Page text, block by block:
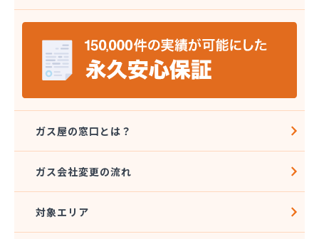
安城ガス株式会社
伊藤プロパン
伊藤忠エネクスホームライフ中部株式会社 碧南営
業所
伊藤忠エネクスホームライフ中部株式会社 名古屋
稲垣商事
稲垣商店
栄燃料合資会社
奥田米穀店
加藤燃料店
加藤豊昭
ガス屋の窓口とは？
ガス会社変更の流れ
対象エリア